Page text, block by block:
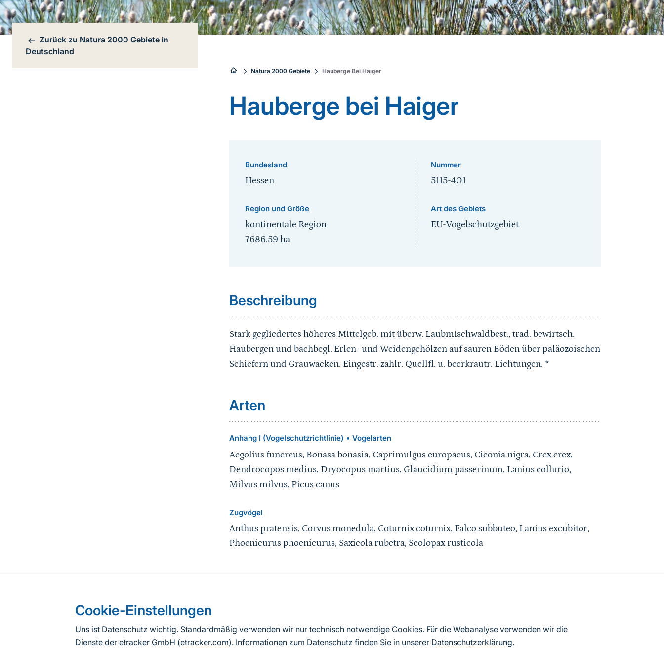
Cookie-Einstellungen
Uns ist Datenschutz wichtig. Standardmäßig verwenden wir nur technisch notwendige Cookies. Für die Webanalyse verwenden wir die
Dienste der etracker GmbH (etracker.com). Informationen zum Datenschutz finden Sie in unserer Datenschutzerklärung.
Bereichsnavigation
Zurück zu Natura 2000 Gebiete in
Deutschland
Sie
sind
hier:
Natura 2000 Gebiete Hauberge Bei Haiger
Hauberge bei Haiger
Bundesland
Hessen
Region und Größe
kontinentale Region
7686.59 ha
Nummer
5115-401
Art des Gebiets
EU-Vogelschutzgebiet
Beschreibung
Stark gegliedertes höheres Mittelgeb. mit überw. Laubmischwaldbest., trad. bewirtsch.
Haubergen und bachbegl. Erlen- und Weidengehölzen auf sauren Böden über paläozoischen
Schiefern und Grauwacken. Eingestr. zahlr. Quellfl. u. beerkrautr. Lichtungen. *
Arten
Anhang I (Vogelschutzrichtlinie) • Vogelarten
Aegolius funereus, Bonasa bonasia, Caprimulgus europaeus, Ciconia nigra, Crex crex,
Dendrocopos medius, Dryocopus martius, Glaucidium passerinum, Lanius collurio,
Milvus milvus, Picus canus
Zugvögel
Anthus pratensis, Corvus monedula, Coturnix coturnix, Falco subbuteo, Lanius excubitor,
Phoenicurus phoenicurus, Saxicola rubetra, Scolopax rusticola
Nach Angaben der an die EU übermittelten Standarddatenbögen Deutschlands (Stand:
2019). Aus besonderen Schutzgründen enthalten die zur Veröffentlichung freigegebenen